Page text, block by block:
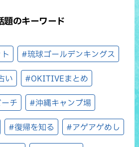
題のキーワード
#琉球ゴールデンキングス
い #OKITIVEまとめ
チ #沖縄キャンプ場
#復帰を知る #アゲアゲめし